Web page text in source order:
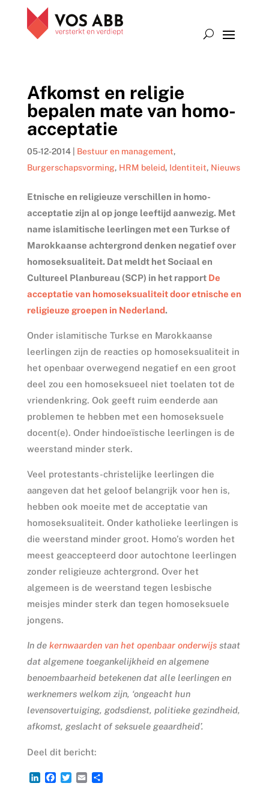
Afkomst en religie
bepalen mate van homo-
acceptatie
05-12-2014| Bestuur en management,
Burgerschapsvorming, HRM beleid, Identiteit, Nieuws
Etnische en religieuze verschillen in homo-
acceptatie zijn al op jonge leeftijd aanwezig. Met
name islamitische leerlingen met een Turkse of
Marokkaanse achtergrond denken negatief over
homoseksualiteit. Dat meldt het Sociaal en
Cultureel Planbureau (SCP) in het rapport De
acceptatie van homoseksualiteit door etnische en
religieuze groepen in Nederland.
Onder islamitische Turkse en Marokkaanse
leerlingen zijn de reacties op homoseksualiteit in
het openbaar overwegend negatief en een groot
deel zou een homoseksueel niet toelaten tot de
vriendenkring. Ook geeft ruim eenderde aan
problemen te hebben met een homoseksuele
docent(e). Onder hindoeïstische leerlingen is de
weerstand minder sterk.
Veel protestants-christelijke leerlingen die
aangeven dat het geloof belangrijk voor hen is,
hebben ook moeite met de acceptatie van
homoseksualiteit. Onder katholieke leerlingen is
die weerstand minder groot. Homo’s worden het
meest geaccepteerd door autochtone leerlingen
zonder religieuze achtergrond. Over het
algemeen is de weerstand tegen lesbische
meisjes minder sterk dan tegen homoseksuele
jongens.
In de kernwaarden van het openbaar onderwijsstaat
dat algemene toegankelijkheid en algemene
benoembaarheid betekenen dat alle leerlingen en
werknemers welkom zijn, ‘ongeacht hun
levensovertuiging, godsdienst, politieke gezindheid,
afkomst, geslacht of seksuele geaardheid’.
Deel dit bericht:
L
F
T
E
D